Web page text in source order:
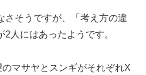
さそうですが、「考え方の違
人にはあったようです。
マサヤとスンギがそれぞれX